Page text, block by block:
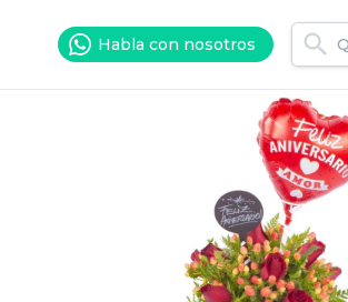
Habla con nosotros